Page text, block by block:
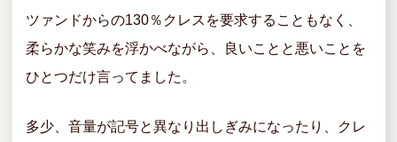
ツァンドからの130％クレスを要求することもなく、
柔らかな笑みを浮かべながら、良いことと悪いことを
ひとつだけ言ってました。
多少、音量が記号と異なり出しぎみになったり、クレ